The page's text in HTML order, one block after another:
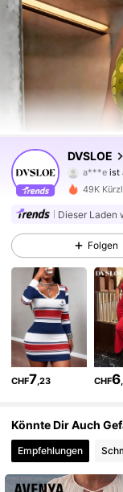
DVSLOE
4,70
4,70
4,70
4,70
4,70
49K
Dieser Laden
Folgen
CHF7 ,23 CHF6
Könnte Dir Auch
Empfehlungen